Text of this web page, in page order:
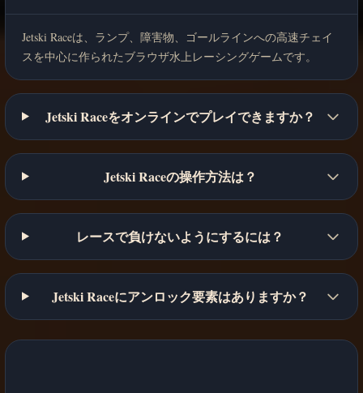
Jetski Raceは、ランプ、障害物、ゴールラインへの高速チェイ
スを中心に作られたブラウザ水上レーシングゲームです。
Jetski Raceをオンラインでプレイできますか？
Jetski Raceの操作方法は？
レースで負けないようにするには？
Jetski Raceにアンロック要素はありますか？